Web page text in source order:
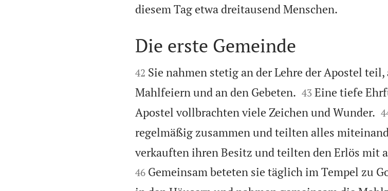
diesem Tag etwa dreitausend Menschen.

Die erste Gemeinde

42 Sie nahmen stetig an der Lehre der Apostel
Mahlfeiern und an den Gebeten.
43 Eine tiefe
Apostel vollbrachten viele Zeichen und Wunder.
regelmäßig zusammen und teilten alles
verkauften ihren Besitz und teilten den Erlös mit
46 Gemeinsam beteten sie täglich im Tempel zu